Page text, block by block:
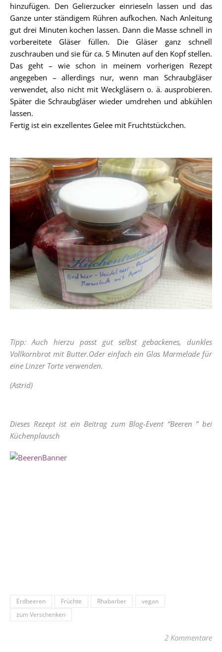
hinzufügen. Den Gelierzucker einrieseln lassen und das
Ganze unter ständigem Rühren aufkochen. Nach Anleitung
gut drei Minuten kochen lassen. Dann die Masse schnell in
vorbereitete Gläser füllen. Die Gläser ganz schnell
zuschrauben und sie für ca. 5 Minuten auf den Kopf stellen.
Das geht – wie schon in meinem vorherigen Rezept
angegeben – allerdings nur, wenn man Schraubgläser
verwendet, also nicht mit Weckgläsern o. ä. ausprobieren.
Später die Schraubgläser wieder umdrehen und abkühlen
lassen.
Fertig ist ein exzellentes Gelee mit Fruchtstückchen.
Tipp: Auch hierzu passt gut selbst gebackenes, dunkles
Vollkornbrot mit Butter.Oder einfach ein Glas Marmelade für
eine Linzer Torte verwenden.
(Astrid)
Dieses Rezept ist ein Beitrag zum Blog-Event “Beeren ” bei
Küchenplausch
Erdbeeren Früchte Rhabarber
vegan
zum Verschenken
2 Kommentare